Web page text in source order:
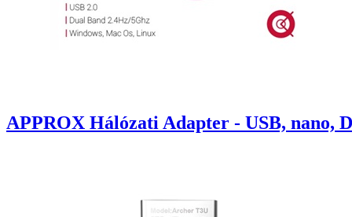
APPROX Hálózati Adapter - USB, nano,